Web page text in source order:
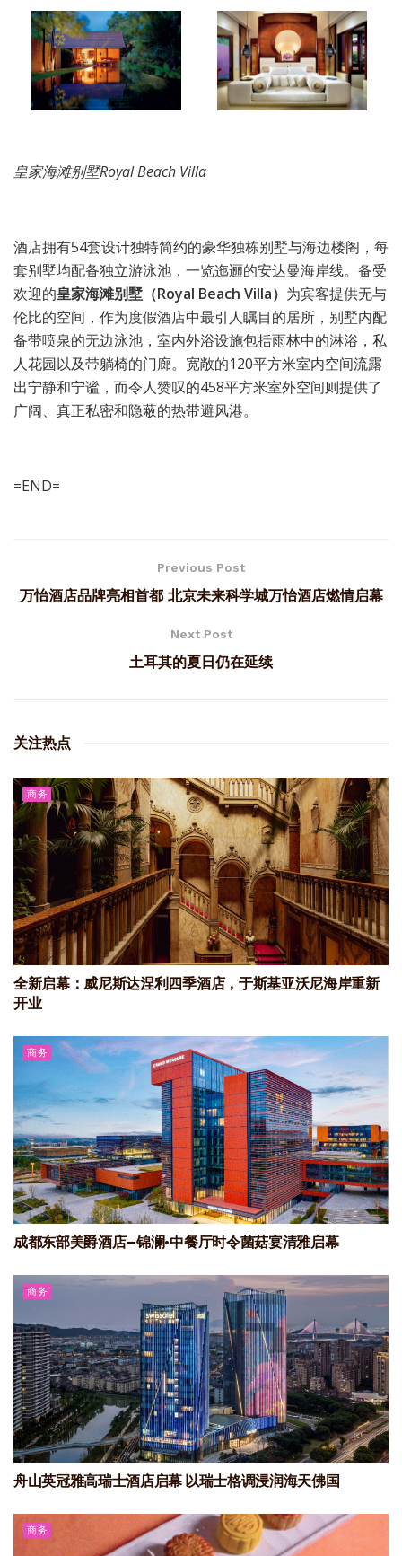
皇家海滩别墅Royal Beach Villa
酒店拥有54套设计独特简约的豪华独栋别墅与海边楼阁，每
套别墅均配备独立游泳池，一览迤逦的安达曼海岸线。备受
欢迎的皇家海滩别墅（Royal Beach Villa） 为宾客提供无与
伦比的空间，作为度假酒店中最引人瞩目的居所，别墅内配
备带喷泉的无边泳池，室内外浴设施包括雨林中的淋浴，私
人花园以及带躺椅的门廊。宽敞的120平方米室内空间流露
出宁静和宁谧，而令人赞叹的458平方米室外空间则提供了
广阔、真正私密和隐蔽的热带避风港。
=END=
Previous Post
万怡酒店品牌亮相首都 北京未来科学城万怡酒店燃情启幕
Next Post
土耳其的夏日仍在延续
关注热点
商务
全新启幕：威尼斯达涅利四季酒店，于斯基亚沃尼海岸重新
开业
商务
成都东部美爵酒店—锦澜·中餐厅时令菌菇宴清雅启幕
商务
舟山英冠雅高瑞士酒店启幕 以瑞士格调浸润海天佛国
商务